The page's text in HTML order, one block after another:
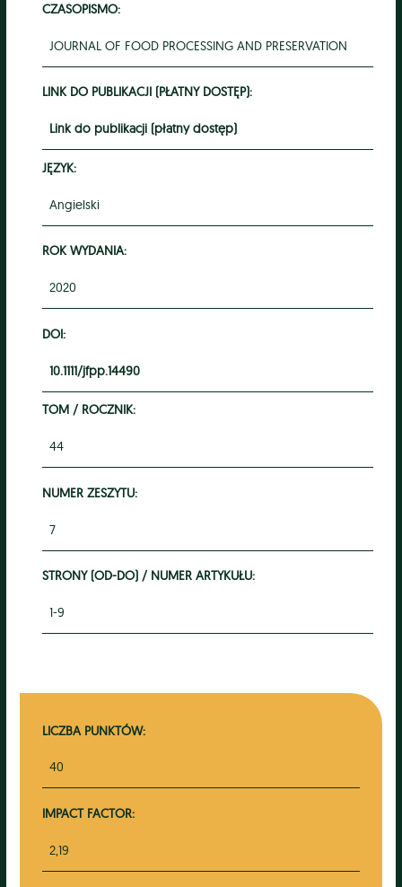
CZASOPISMO:
JOURNAL OF FOOD PROCESSING AND PRESERVATION
LINK DO PUBLIKACJI (PŁATNY DOSTĘP):
Link do publikacji (płatny dostęp)
JĘZYK:
Angielski
ROK WYDANIA:
2020
DOI:
10.1111/jfpp.14490
TOM / ROCZNIK:
44
NUMER ZESZYTU:
7
STRONY (OD-DO) / NUMER ARTYKUŁU:
1-9
LICZBA PUNKTÓW:
40
IMPACT FACTOR:
2,19